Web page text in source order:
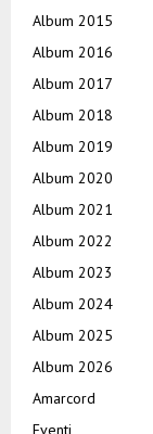
Album 2015
Album 2016
Album 2017
Album 2018
Album 2019
Album 2020
Album 2021
Album 2022
Album 2023
Album 2024
Album 2025
Album 2026
Amarcord
Eventi